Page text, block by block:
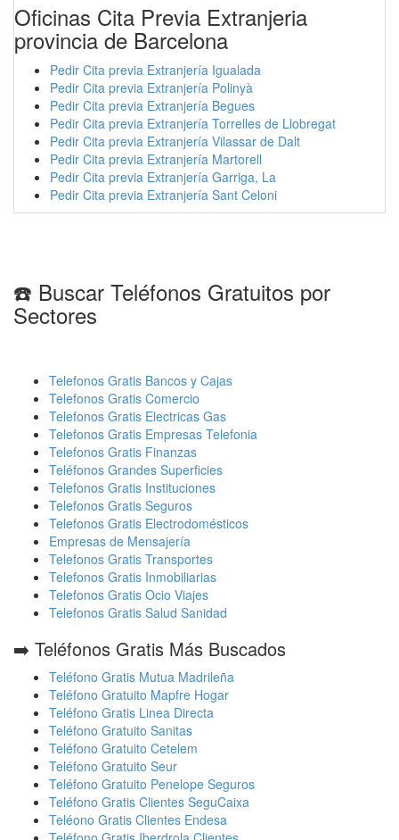
Oficinas Cita Previa Extranjeria
provincia de Barcelona
Pedir Cita previa Extranjería Igualada
Pedir Cita previa Extranjería Polinyà
Pedir Cita previa Extranjería Begues
Pedir Cita previa Extranjería Torrelles de Llobregat
Pedir Cita previa Extranjería Vilassar de Dalt
Pedir Cita previa Extranjería Martorell
Pedir Cita previa Extranjería Garriga, La
Pedir Cita previa Extranjería Sant Celoni
☎️ Buscar Teléfonos Gratuitos por
Sectores
Telefonos Gratis Bancos y Cajas
Telefonos Gratis Comercio
Telefonos Gratis Electricas Gas
Telefonos Gratis Empresas Telefonia
Telefonos Gratis Finanzas
Teléfonos Grandes Superficies
Telefonos Gratis Instituciones
Telefonos Gratis Seguros
Telefonos Gratis Electrodomésticos
Empresas de Mensajería
Telefonos Gratis Transportes
Telefonos Gratis Inmobiliarias
Telefonos Gratis Ocio Viajes
Telefonos Gratis Salud Sanidad
➡️ Teléfonos Gratis Más Buscados
Teléfono Gratis Mutua Madrileña
Teléfono Gratuito Mapfre Hogar
Teléfono Gratis Linea Directa
Teléfono Gratuito Sanitas
Teléfono Gratuito Cetelem
Teléfono Gratuito Seur
Teléfono Gratuito Penelope Seguros
Teléfono Gratis Clientes SeguCaixa
Teléono Gratis Clientes Endesa